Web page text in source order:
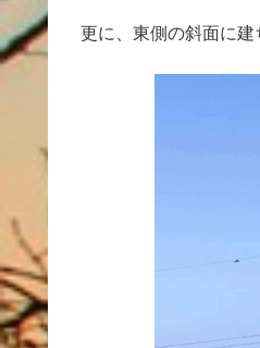
更に、東側の斜面に建